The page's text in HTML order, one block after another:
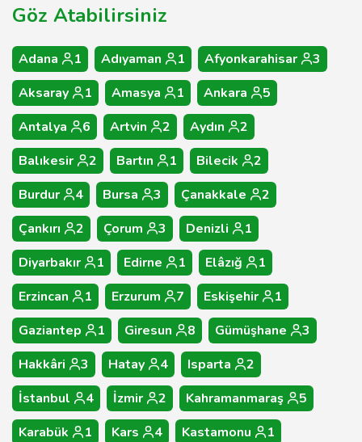
Göz Atabilirsiniz
Adana 1 Adıyaman 1 Afyonkarahisar
3
Aksaray
1 Amasya 1 Ankara
5
Antalya
6 Artvin 2 Aydın
2
Balıkesir
2 Bartın 1 Bilecik
2
Burdur
4 Bursa 3 Çanakkale
2
Çankırı
2 Çorum 3 Denizli
1
Diyarbakır
1 Edirne 1 Elâzığ
1
Erzincan
1 Erzurum 7 Eskişehir
1
Gaziantep
1 Giresun 8 Gümüşhane
3
Hakkâri
3 Hatay 4 Isparta
2
İstanbul
4 İzmir 2 Kahramanmaraş
5
Karabük
1 Kars 4 Kastamonu
1